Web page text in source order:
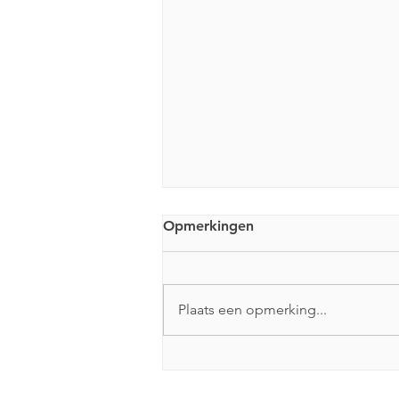
Opmerkingen
Plaats een opmerking...